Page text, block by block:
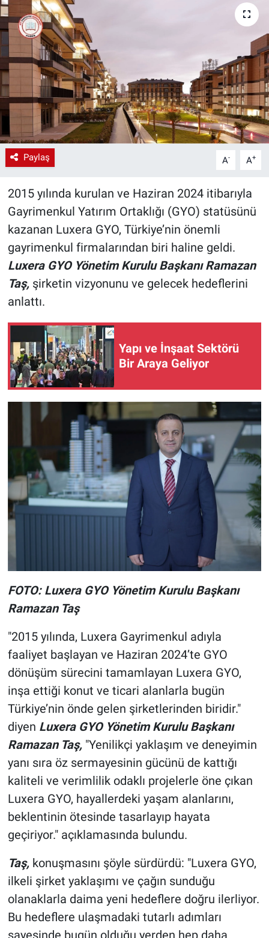
Paylaş A- A+
2015 yılında kurulan ve Haziran 2024 itibarıyla
Gayrimenkul Yatırım Ortaklığı (GYO) statüsünü
kazanan Luxera GYO, Türkiye’nin önemli
gayrimenkul firmalarından biri haline geldi.
Luxera GYO Yönetim Kurulu Başkanı Ramazan
Taş,şirketin vizyonunu ve gelecek hedeflerini
anlattı.
Yapı ve İnşaat Sektörü
Bir Araya Geliyor
FOTO: Luxera GYO Yönetim Kurulu Başkanı
Ramazan Taş
"2015 yılında, Luxera Gayrimenkul adıyla
faaliyet başlayan ve Haziran 2024’te GYO
dönüşüm sürecini tamamlayan Luxera GYO,
inşa ettiği konut ve ticari alanlarla bugün
Türkiye’nin önde gelen şirketlerinden biridir."
diyen Luxera GYO Yönetim Kurulu Başkanı
Ramazan Taş, "Yenilikçi yaklaşım ve deneyimin
yanı sıra öz sermayesinin gücünü de kattığı
kaliteli ve verimlilik odaklı projelerle öne çıkan
Luxera GYO, hayallerdeki yaşam alanlarını,
beklentinin ötesinde tasarlayıp hayata
geçiriyor." açıklamasında bulundu.
Taş,konuşmasını şöyle sürdürdü: "Luxera GYO,
ilkeli şirket yaklaşımı ve çağın sunduğu
olanaklarla daima yeni hedeflere doğru ilerliyor.
Bu hedeflere ulaşmadaki tutarlı adımları
sayesinde bugün olduğu yerden hep daha